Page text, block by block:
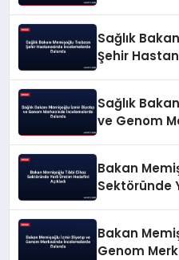
Sağlık
Şehir
Sağlık
ve Genom
Bakan
Sektöründe
Bakan
Genom